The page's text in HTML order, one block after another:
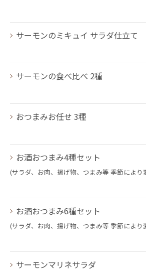
サーモンのミキュイ サラダ仕立て
サーモンの食べ比べ 2種
おつまみお任せ 3種
お酒おつまみ4種セット
(サラダ、お肉、揚げ物、つまみ等 季節により
お酒おつまみ6種セット
(サラダ、お肉、揚げ物、つまみ等 季節により
サーモンマリネサラダ